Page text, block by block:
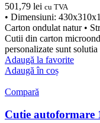
501,79 lei cu TVA
• Dimensiuni:
Carton ondulat natur •
Cutii din carton
personalizate sunt
Adaugă la favorite
Adaugă în coș
Compară
Cutie autoformare